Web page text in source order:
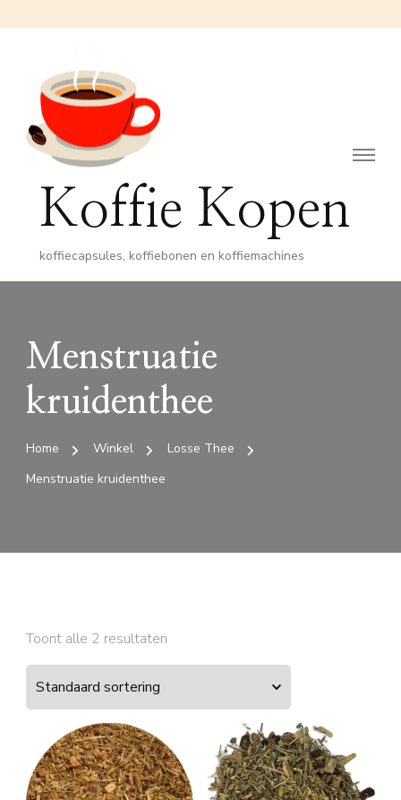
Koffie Kopen
koffiecapsules, koffiebonen en koffiemachines
Menstruatie
kruidenthee
Home Winkel
Losse Thee
Menstruatie kruidenthee
Toont alle 2 resultaten